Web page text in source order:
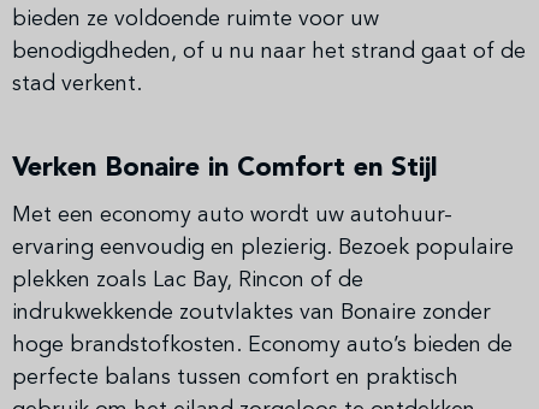
bieden ze voldoende ruimte voor uw
benodigdheden, of u nu naar het strand gaat of de
stad verkent.
Verken Bonaire in Comfort en Stijl
Met een economy auto wordt uw autohuur-
ervaring eenvoudig en plezierig. Bezoek populaire
plekken zoals Lac Bay, Rincon of de
indrukwekkende zoutvlaktes van Bonaire zonder
hoge brandstofkosten. Economy auto’s bieden de
perfecte balans tussen comfort en praktisch